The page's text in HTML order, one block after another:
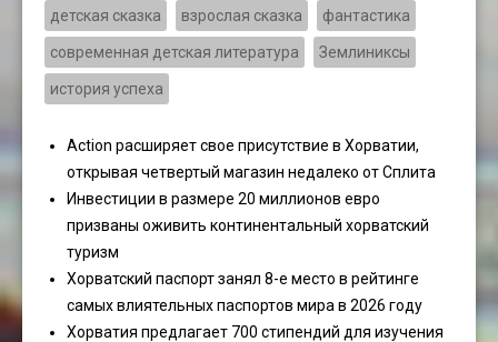
детская сказка взрослая сказка фантастика
современная детская литература Землиниксы
история успеха
Action расширяет свое присутствие в Хорватии,
открывая четвертый магазин недалеко от Сплита
Инвестиции в размере 20 миллионов евро
призваны оживить континентальный хорватский
туризм
Хорватский паспорт занял 8-е место в рейтинге
самых влиятельных паспортов мира в 2026 году
Хорватия предлагает 700 стипендий для изучения